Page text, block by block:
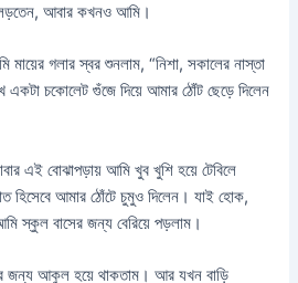
আবার কখনও আমি।
গলার স্বর শুনলাম, “নিশা, সকালের নাস্তা
একটা চকোলেট গুঁজে দিয়ে আমার ঠোঁট ছেড়ে দিলেন
এই বোঝাপড়ায় আমি খুব খুশি হয়ে টেবিলে
হিসেবে আমার ঠোঁটে চুমুও দিলেন। যাই হোক,
স্কুল বাসের জন্য বেরিয়ে পড়লাম।
জন্য আকুল হয়ে থাকতাম। আর যখন বাড়ি